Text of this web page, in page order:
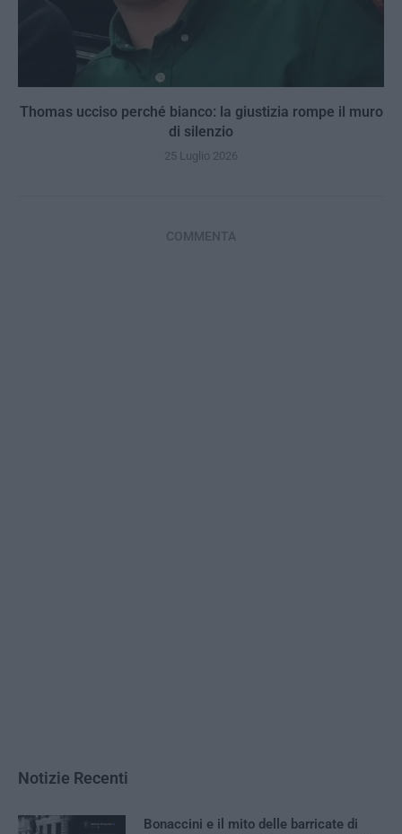
Thomas ucciso perché bianco: la giustizia rompe il muro
di silenzio
25 Luglio 2026
COMMENTA
Notizie Recenti
Bonaccini e il mito delle barricate di